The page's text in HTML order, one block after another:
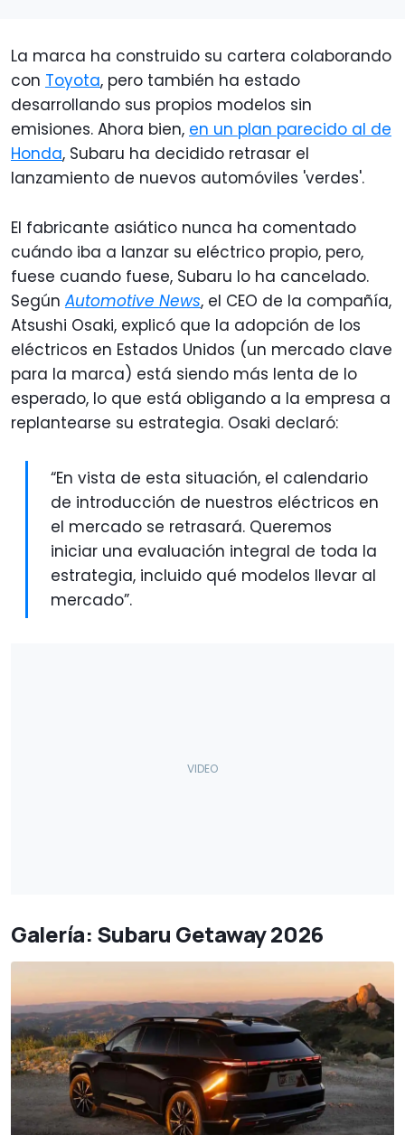
La marca ha construido su cartera colaborando
con Toyota, pero también ha estado
desarrollando sus propios modelos sin
emisiones. Ahora bien, en un plan parecido al de
Honda, Subaru ha decidido retrasar el
lanzamiento de nuevos automóviles 'verdes'.
El fabricante asiático nunca ha comentado
cuándo iba a lanzar su eléctrico propio, pero,
fuese cuando fuese, Subaru lo ha cancelado.
SegúnAutomotive News, el CEO de la compañía,
Atsushi Osaki, explicó que la adopción de los
eléctricos en Estados Unidos (un mercado clave
para la marca) está siendo más lenta de lo
esperado, lo que está obligando a la empresa a
replantearse su estrategia. Osaki declaró:
“En vista de esta situación, el calendario
de introducción de nuestros eléctricos en
el mercado se retrasará. Queremos
iniciar una evaluación integral de toda la
estrategia, incluido qué modelos llevar al
mercado”.
Galería: Subaru Getaway 2026